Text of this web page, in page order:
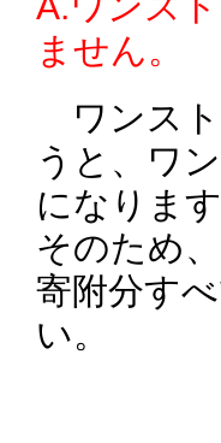
ません。
ワンスト
うと、ワ
になります
そのため
寄附分す
い。